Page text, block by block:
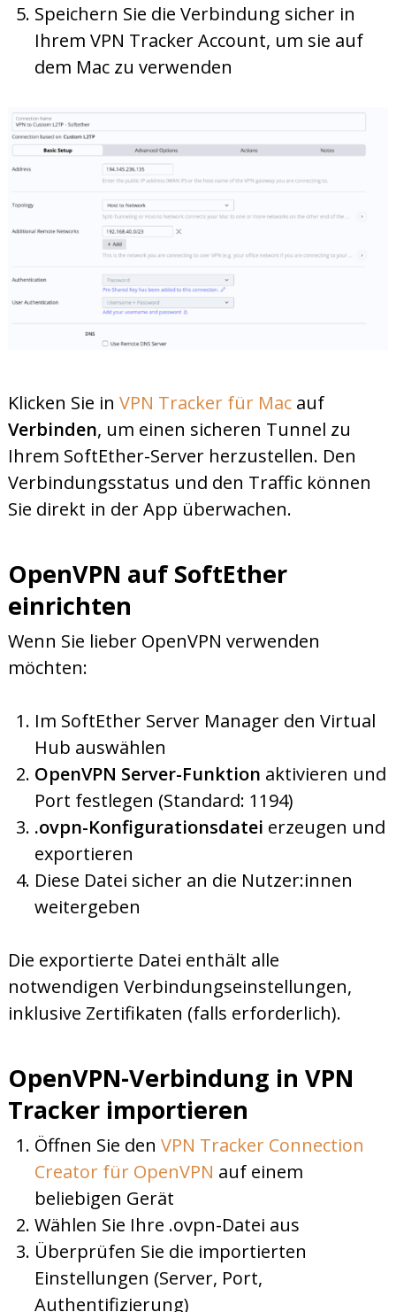
Speichern Sie die Verbindung sicher in
Ihrem VPN Tracker Account, um sie auf
dem Mac zu verwenden
Klicken Sie inVPN Tracker für Mac auf
Verbinden, um einen sicheren Tunnel zu
Ihrem SoftEther-Server herzustellen. Den
Verbindungsstatus und den Traffic können
Sie direkt in der App überwachen.
OpenVPN auf SoftEther
einrichten
Wenn Sie lieber OpenVPN verwenden
möchten:
Im SoftEther Server Manager den Virtual
Hub auswählen
OpenVPN Server-Funktion aktivieren und
Port festlegen (Standard: 1194)
.ovpn-Konfigurationsdatei erzeugen und
exportieren
Diese Datei sicher an die Nutzer:innen
weitergeben
Die exportierte Datei enthält alle
notwendigen Verbindungseinstellungen,
inklusive Zertifikaten (falls erforderlich).
OpenVPN-Verbindung in VPN
Tracker importieren
Öffnen Sie denVPN Tracker Connection
Creator für OpenVPN auf einem
beliebigen Gerät
Wählen Sie Ihre .ovpn-Datei aus
Überprüfen Sie die importierten
Einstellungen (Server, Port,
Authentifizierung)